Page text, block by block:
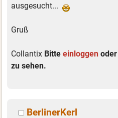
ausgesucht...
Gruß
Collantix Bitteeinloggen
zu sehen.
BerlinerKerl